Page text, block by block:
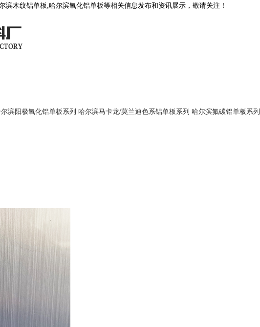
滨木纹铝单板,哈尔滨氧化铝单板等相关信息发布和资讯展示，敬请关注！
滨阳极氧化铝单板系列 哈尔滨马卡龙/莫兰迪色系铝单板系列 哈尔滨氟碳铝单板系列